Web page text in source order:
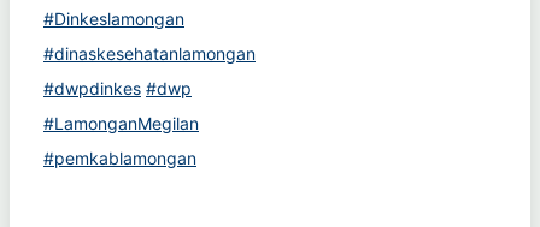
#Dinkeslamongan
#dinaskesehatanlamongan
#dwpdinkes #dwp
#LamonganMegilan
#pemkablamongan